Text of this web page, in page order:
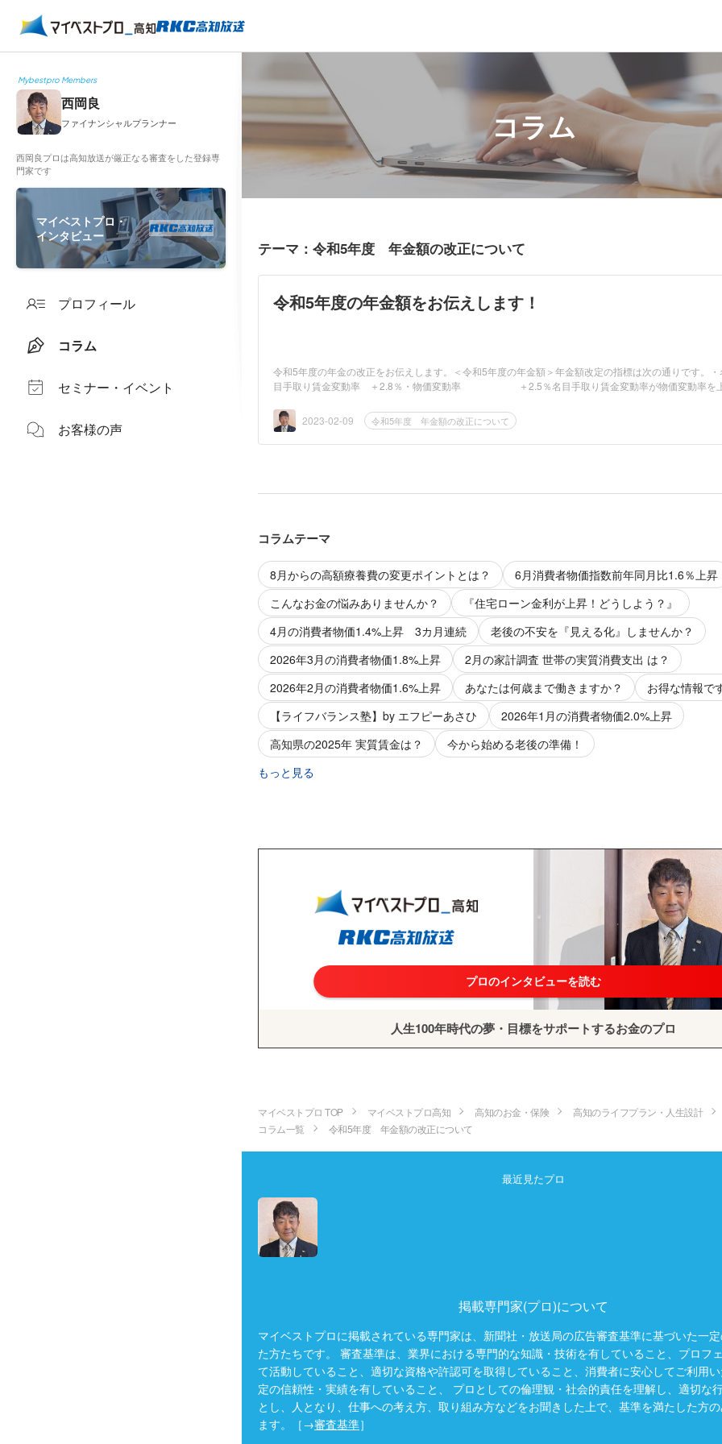
Mybestpro Members
西岡良
ファイナンシャルプランナー
西岡良プロは高知放送が厳正なる審査をした登録専
門家です
マイベストプロ・
インタビュー
プロフィール
コラム
セミナー・イベント
お客様の声
コラム
テーマ：令和5年度 年金額の改正について
令和5年度の年金額をお伝えします！
令和5年度の年金の改正をお伝えします。＜令和5年度の年金額＞年金額改定の指標は次の通りです。・
目手取り賃金変動率 ＋2.8％・物価変動率 ＋2.5％名目手取り賃金変動率が物価変動率を
2023-02-09
令和5年度 年金額の改正について
コラムテーマ
8月からの高額療養費の変更ポイントとは？
6月消費者物価指数前年同月比1.6％上昇
こんなお金の悩みありませんか？
『住宅ローン金利が上昇！どうしよう？』
4月の消費者物価1.4%上昇 3カ月連続
老後の不安を『見える化』しませんか？
2026年3月の消費者物価1.8%上昇
2月の家計調査 世帯の実質消費支出 は？
2026年2月の消費者物価1.6%上昇
あなたは何歳まで働きますか？
お得な情報で
【ライフバランス塾】by エフピーあさひ
2026年1月の消費者物価2.0%上昇
高知県の2025年 実質賃金は？
今から始める老後の準備！
もっと見る
プロのインタビューを読む
人生100年時代の夢・目標をサポートするお金のプロ
マイベストプロ TOP マイベストプロ高知 高知のお金・保険 高知のライフプラン・人生設計
コラム一覧
令和5年度 年金額の改正について
最近見たプロ
掲載専門家(プロ)について
マイベストプロに掲載されている専門家は、新聞社・放送局の広告審査基準に基づいた一
た方たちです。 審査基準は、業界における専門的な知識・技術を有していること、プロフ
て活動していること、適切な資格や許認可を取得していること、消費者に安心してご利用
定の信頼性・実績を有していること、 プロとしての倫理観・社会的責任を理解し、適切な
とし、人となり、仕事への考え方、取り組み方などをお聞きした上で、基準を満たした方
ます。［→審査基準］